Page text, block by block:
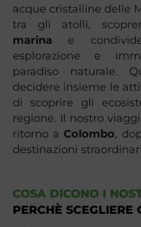
acque cristalline delle
tra gli atolli,
marina e
esplorazione e
paradiso naturale.
decidere insieme le
di scoprire gli
regione. Il nostro
ritorno a Colombo,
destinazioni
COSA DICONO I
PERCHÈ SCEGLIERE